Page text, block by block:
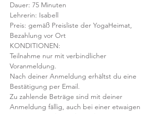
Dauer: 75 Minuten
Lehrerin: Isabell
Preis: gemäß Preisliste der YogaHeimat,
Bezahlung vor Ort
KONDITIONEN:
Teilnahme nur mit verbindlicher
Voranmeldung.
Nach deiner Anmeldung erhältst du eine
Bestätigung per Email.
Zu zahlende Beträge sind mit deiner
Anmeldung fällig, auch bei einer etwaigen